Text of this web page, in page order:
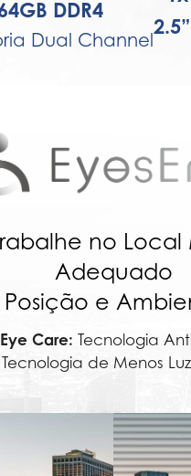
DDR4
Dual Channel
no Local
Adequado
Posição e
Care: Tecnologia
Tecnologia de Menos